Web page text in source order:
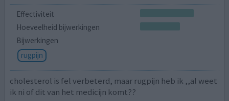
Effectiviteit
Hoeveelheid bijwerkingen
Bijwerkingen
rugpijn
cholesterol is fel verbeterd, maar rugpijn heb ik ,,al weet
ik ni of dit van het medicijn komt??